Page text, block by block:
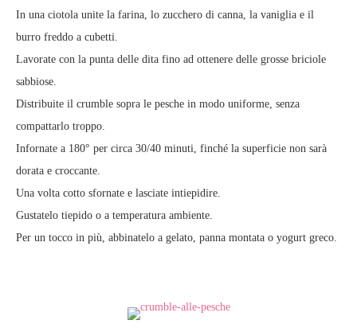
In una ciotola unite la farina, lo zucchero di canna, la vaniglia e il
burro freddo a cubetti.
Lavorate con la punta delle dita fino ad ottenere delle grosse briciole
sabbiose.
Distribuite il crumble sopra le pesche in modo uniforme, senza
compattarlo troppo.
Infornate a 180° per circa 30/40 minuti, finché la superficie non sarà
dorata e croccante.
Una volta cotto sfornate e lasciate intiepidire.
Gustatelo tiepido o a temperatura ambiente.
Per un tocco in più, abbinatelo a gelato, panna montata o yogurt greco.